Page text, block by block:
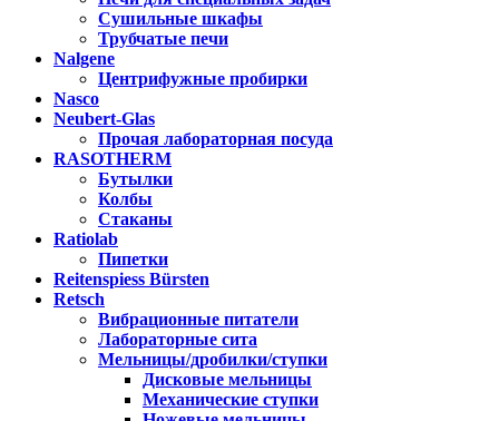
Сушильные шкафы
Трубчатые печи
Nalgene
Центрифужные пробирки
Nasco
Neubert-Glas
Прочая лабораторная посуда
RASOTHERM
Бутылки
Колбы
Стаканы
Ratiolab
Пипетки
Reitenspiess Bürsten
Retsch
Вибрационные питатели
Лабораторные сита
Мельницы/дробилки/ступки
Дисковые мельницы
Механические ступки